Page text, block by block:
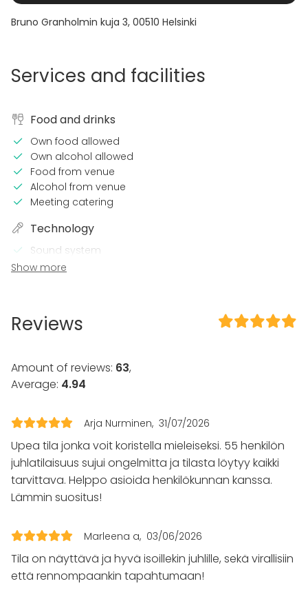
Bruno Granholmin kuja 3, 00510 Helsinki
Services and facilities
Food and drinks
Own food allowed
Own alcohol allowed
Food from venue
Alcohol from venue
Meeting catering
Technology
Sound system
Microphone
Loud music OK
Equipment
Kitchen for customer
Event types
Party
Wedding
Spa / Wellness / Sauna
Dinner / Lunch
Meeting
Fair / Exhibition
Recreation
Cabin trip / Retreat
Show more
Reviews
Amount of reviews: 63,
Average: 4.94
Arja Nurminen 31/07/2026
Upea tila jonka voit koristella mieleiseksi. 55 henkilön
juhlatilaisuus sujui ongelmitta ja tilasta löytyy kaikki
tarvittava. Helppo asioida henkilökunnan kanssa.
Lämmin suositus!
Marleena a 03/06/2026
Tila on näyttävä ja hyvä isoillekin juhlille, sekä virallisiin
että rennompaankin tapahtumaan!